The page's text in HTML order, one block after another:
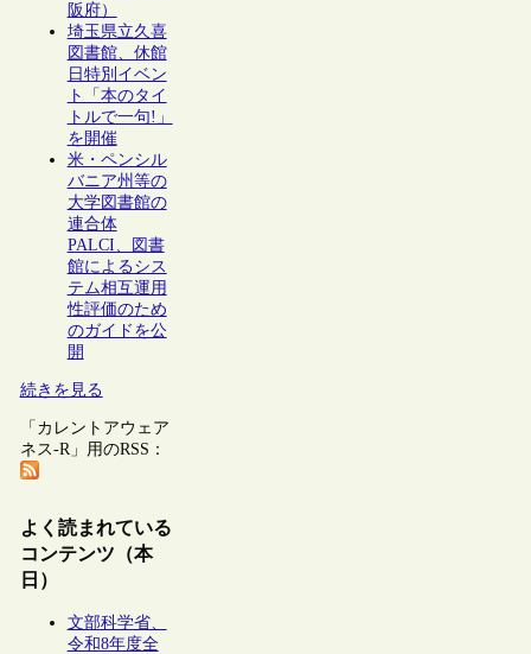
阪府）
埼玉県立久喜
図書館、休館
日特別イベン
ト「本のタイ
トルで一句!」
を開催
米・ペンシル
バニア州等の
大学図書館の
連合体
PALCI、図書
館によるシス
テム相互運用
性評価のため
のガイドを公
開
続きを見る
「カレントアウェア
ネス-R」用のRSS：
よく読まれている
コンテンツ（本
日）
文部科学省、
令和8年度全